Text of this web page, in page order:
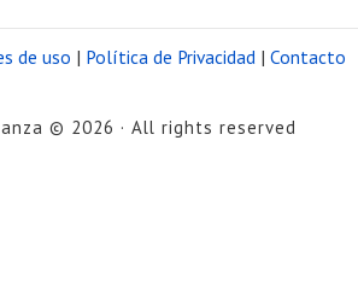
de uso | Política de Privacidad | Contacto
© 2026 · All rights reserved